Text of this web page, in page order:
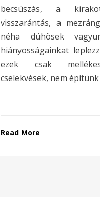
becsúszás, a
visszarántás, a
néha dühösek
hiányosságainkat
ezek csak
cselekvések, nem
Read More